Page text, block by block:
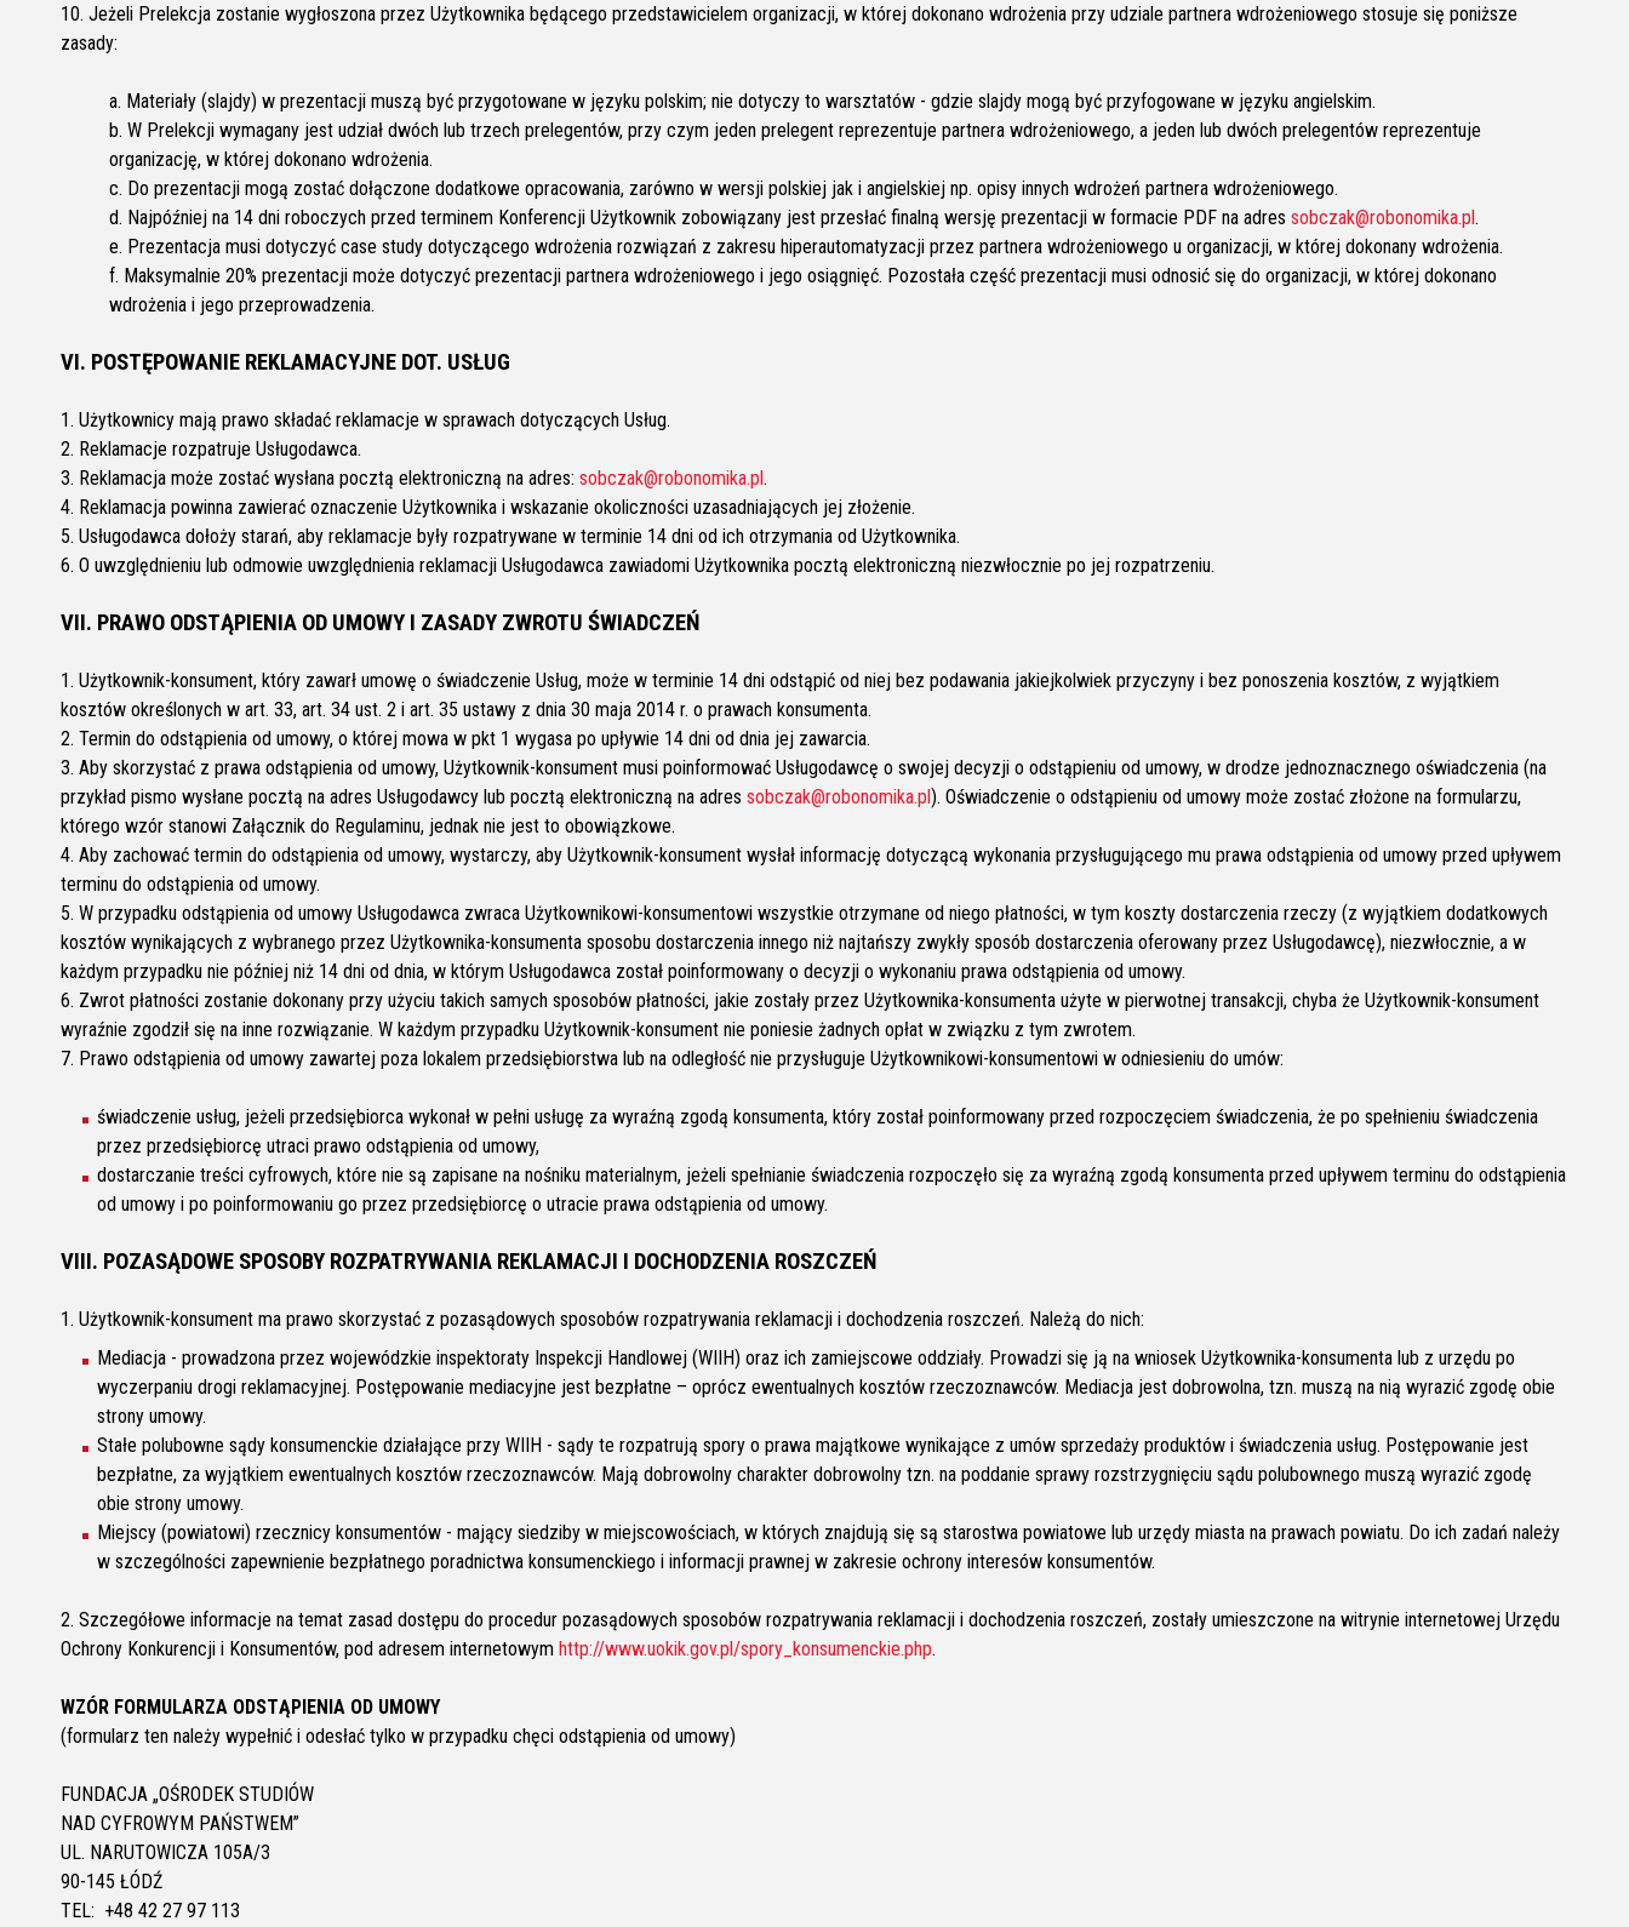
10. Jeżeli Prelekcja zostanie wygłoszona przez Użytkownika będącego przedstawicielem organizacji, w której dokonano wdrożenia przy udziale partnera wdrożeniowego stosuje się poniższe
zasady:
a. Materiały (slajdy) w prezentacji muszą być przygotowane w języku polskim; nie dotyczy to warsztatów - gdzie slajdy mogą być przyfogowane w języku angielskim.
b. W Prelekcji wymagany jest udział dwóch lub trzech prelegentów, przy czym jeden prelegent reprezentuje partnera wdrożeniowego, a jeden lub dwóch prelegentów reprezentuje
organizację, w której dokonano wdrożenia.
c. Do prezentacji mogą zostać dołączone dodatkowe opracowania, zarówno w wersji polskiej jak i angielskiej np. opisy innych wdrożeń partnera wdrożeniowego.
d. Najpóźniej na 14 dni roboczych przed terminem Konferencji Użytkownik zobowiązany jest przesłać finalną wersję prezentacji w formacie PDF na adres sobczak@robonomika.pl.
e. Prezentacja musi dotyczyć case study dotyczącego wdrożenia rozwiązań z zakresu hiperautomatyzacji przez partnera wdrożeniowego u organizacji, w której dokonany wdrożenia.
f. Maksymalnie 20% prezentacji może dotyczyć prezentacji partnera wdrożeniowego i jego osiągnięć. Pozostała część prezentacji musi odnosić się do organizacji, w której dokonano
wdrożenia i jego przeprowadzenia.
VI. POSTĘPOWANIE REKLAMACYJNE DOT. USŁUG
1. Użytkownicy mają prawo składać reklamacje w sprawach dotyczących Usług.
2. Reklamacje rozpatruje Usługodawca.
3. Reklamacja może zostać wysłana pocztą elektroniczną na adres: sobczak@robonomika.pl.
4. Reklamacja powinna zawierać oznaczenie Użytkownika i wskazanie okoliczności uzasadniających jej złożenie.
5. Usługodawca dołoży starań, aby reklamacje były rozpatrywane w terminie 14 dni od ich otrzymania od Użytkownika.
6. O uwzględnieniu lub odmowie uwzględnienia reklamacji Usługodawca zawiadomi Użytkownika pocztą elektroniczną niezwłocznie po jej rozpatrzeniu.
VII. PRAWO ODSTĄPIENIA OD UMOWY I ZASADY ZWROTU ŚWIADCZEŃ
1. Użytkownik-konsument, który zawarł umowę o świadczenie Usług, może w terminie 14 dni odstąpić od niej bez podawania jakiejkolwiek przyczyny i bez ponoszenia kosztów, z wyjątkiem
kosztów określonych w art. 33, art. 34 ust. 2 i art. 35 ustawy z dnia 30 maja 2014 r. o prawach konsumenta.
2. Termin do odstąpienia od umowy, o której mowa w pkt 1 wygasa po upływie 14 dni od dnia jej zawarcia.
3. Aby skorzystać z prawa odstąpienia od umowy, Użytkownik-konsument musi poinformować Usługodawcę o swojej decyzji o odstąpieniu od umowy, w drodze jednoznacznego oświadczenia (na
przykład pismo wysłane pocztą na adres Usługodawcy lub pocztą elektroniczną na adres sobczak@robonomika.pl). Oświadczenie o odstąpieniu od umowy może zostać złożone na formularzu,
którego wzór stanowi Załącznik do Regulaminu, jednak nie jest to obowiązkowe.
4. Aby zachować termin do odstąpienia od umowy, wystarczy, aby Użytkownik-konsument wysłał informację dotyczącą wykonania przysługującego mu prawa odstąpienia od umowy przed upływem
terminu do odstąpienia od umowy.
5. W przypadku odstąpienia od umowy Usługodawca zwraca Użytkownikowi-konsumentowi wszystkie otrzymane od niego płatności, w tym koszty dostarczenia rzeczy (z wyjątkiem dodatkowych
kosztów wynikających z wybranego przez Użytkownika-konsumenta sposobu dostarczenia innego niż najtańszy zwykły sposób dostarczenia oferowany przez Usługodawcę), niezwłocznie, a w
każdym przypadku nie później niż 14 dni od dnia, w którym Usługodawca został poinformowany o decyzji o wykonaniu prawa odstąpienia od umowy.
6. Zwrot płatności zostanie dokonany przy użyciu takich samych sposobów płatności, jakie zostały przez Użytkownika-konsumenta użyte w pierwotnej transakcji, chyba że Użytkownik-konsument
wyraźnie zgodził się na inne rozwiązanie. W każdym przypadku Użytkownik-konsument nie poniesie żadnych opłat w związku z tym zwrotem.
7. Prawo odstąpienia od umowy zawartej poza lokalem przedsiębiorstwa lub na odległość nie przysługuje Użytkownikowi-konsumentowi w odniesieniu do umów:
świadczenie usług, jeżeli przedsiębiorca wykonał w pełni usługę za wyraźną zgodą konsumenta, który został poinformowany przed rozpoczęciem świadczenia, że po spełnieniu świadczenia
przez przedsiębiorcę utraci prawo odstąpienia od umowy,
dostarczanie treści cyfrowych, które nie są zapisane na nośniku materialnym, jeżeli spełnianie świadczenia rozpoczęło się za wyraźną zgodą konsumenta przed upływem terminu do odstąpienia
od umowy i po poinformowaniu go przez przedsiębiorcę o utracie prawa odstąpienia od umowy.
VIII. POZASĄDOWE SPOSOBY ROZPATRYWANIA REKLAMACJI I DOCHODZENIA ROSZCZEŃ
1. Użytkownik-konsument ma prawo skorzystać z pozasądowych sposobów rozpatrywania reklamacji i dochodzenia roszczeń. Należą do nich:
Mediacja - prowadzona przez wojewódzkie inspektoraty Inspekcji Handlowej (WIIH) oraz ich zamiejscowe oddziały. Prowadzi się ją na wniosek Użytkownika-konsumenta lub z urzędu po
wyczerpaniu drogi reklamacyjnej. Postępowanie mediacyjne jest bezpłatne – oprócz ewentualnych kosztów rzeczoznawców. Mediacja jest dobrowolna, tzn. muszą na nią wyrazić zgodę obie
strony umowy.
Stałe polubowne sądy konsumenckie działające przy WIIH - sądy te rozpatrują spory o prawa majątkowe wynikające z umów sprzedaży produktów i świadczenia usług. Postępowanie jest
bezpłatne, za wyjątkiem ewentualnych kosztów rzeczoznawców. Mają dobrowolny charakter dobrowolny tzn. na poddanie sprawy rozstrzygnięciu sądu polubownego muszą wyrazić zgodę
obie strony umowy.
Miejscy (powiatowi) rzecznicy konsumentów - mający siedziby w miejscowościach, w których znajdują się są starostwa powiatowe lub urzędy miasta na prawach powiatu. Do ich zadań należy
w szczególności zapewnienie bezpłatnego poradnictwa konsumenckiego i informacji prawnej w zakresie ochrony interesów konsumentów.
2. Szczegółowe informacje na temat zasad dostępu do procedur pozasądowych sposobów rozpatrywania reklamacji i dochodzenia roszczeń, zostały umieszczone na witrynie internetowej Urzędu
Ochrony Konkurencji i Konsumentów, pod adresem internetowym http://www.uokik.gov.pl/spory_konsumenckie.php.
WZÓR FORMULARZA ODSTĄPIENIA OD UMOWY
(formularz ten należy wypełnić i odesłać tylko w przypadku chęci odstąpienia od umowy)
FUNDACJA „OŚRODEK STUDIÓW
NAD CYFROWYM PAŃSTWEM”
UL. NARUTOWICZA 105A/3
90-145 ŁÓDŹ
TEL: +48 42 27 97 113